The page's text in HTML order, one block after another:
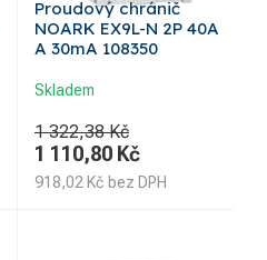
Proudový chránič
NOARK EX9L-N 2P 40A
A 30mA 108350
Skladem
1 322,38 Kč
1 110,80 Kč
918,02 Kč bez DPH